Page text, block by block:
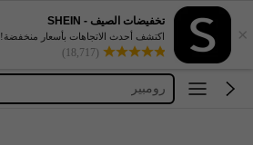
×
تخفيضات الصيف - SHEIN
اكتشف أحدث الاتجاهات بأسعار منخفضة!
(18,717)
joymelo
cozy pixies
رومبير